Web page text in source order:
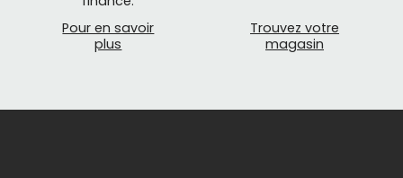
Pour en savoir
plus
Trouvez votre
magasin